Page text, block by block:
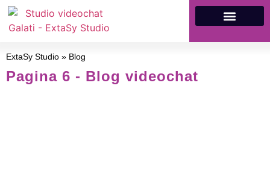
ExtaSy Studio » Blog
Pagina 6 - Blog videochat